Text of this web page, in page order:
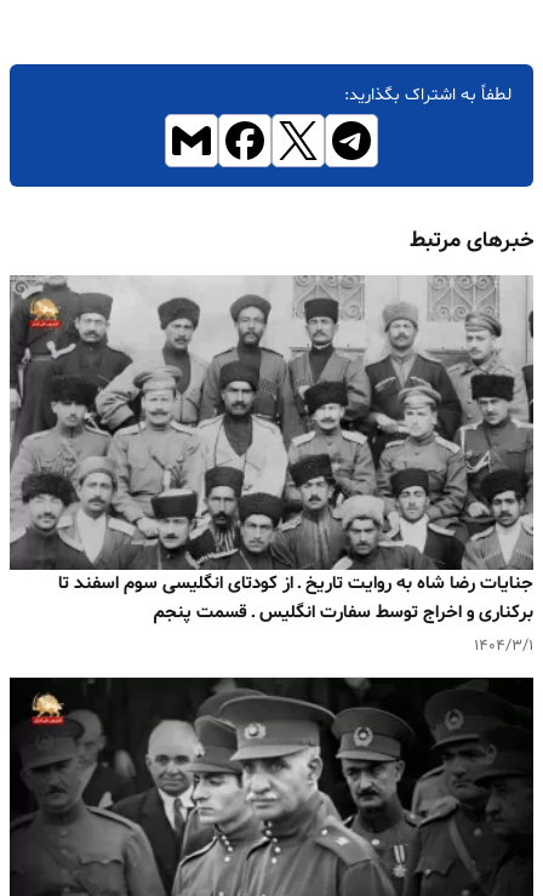
لطفاً به اشتراک بگذارید:
خبرهای مرتبط
جنایات رضا شاه به روایت تاریخ ـ از کودتای انگلیسی سوم اسفند تا
برکناری و اخراج توسط سفارت انگلیس ـ قسمت پنجم
۱۴۰۴/۳/۱